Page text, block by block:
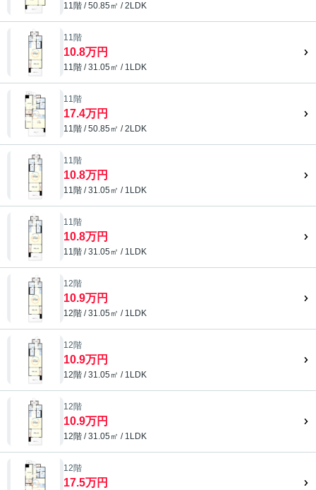
11階 / 50.85㎡ / 2LDK
11階
10.8万円
11階 / 31.05㎡ / 1LDK
11階
17.4万円
11階 / 50.85㎡ / 2LDK
11階
10.8万円
11階 / 31.05㎡ / 1LDK
11階
10.8万円
11階 / 31.05㎡ / 1LDK
12階
10.9万円
12階 / 31.05㎡ / 1LDK
12階
10.9万円
12階 / 31.05㎡ / 1LDK
12階
10.9万円
12階 / 31.05㎡ / 1LDK
12階
17.5万円